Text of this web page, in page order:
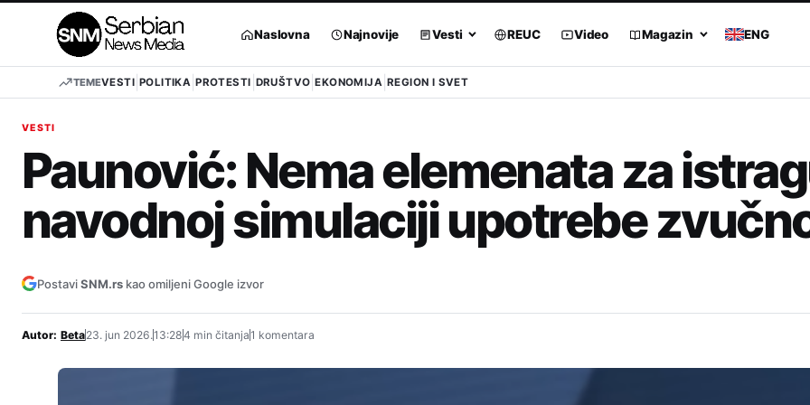
Naslovna Najnovije Vesti REUC Video Magazin ENG
TEMEVESTI POLITIKA PROTESTI DRUŠTVO EKONOMIJA REGION I SVET
VESTI
Paunović: Nema elemenata za
navodnoj simulaciji upotrebe
PostaviSNM.rs kao omiljeni Google izvor
Autor: Beta23. jun 2026.13:284 min čitanja1 komentara